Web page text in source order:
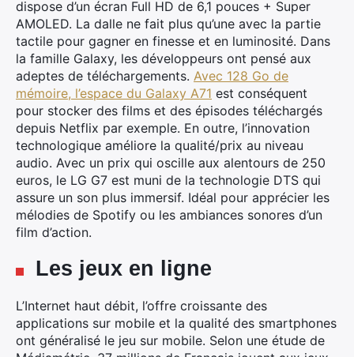
dispose d’un écran Full HD de 6,1 pouces + Super
AMOLED. La dalle ne fait plus qu’une avec la partie
tactile pour gagner en finesse et en luminosité. Dans
la famille Galaxy, les développeurs ont pensé aux
adeptes de téléchargements. Avec 128 Go de
mémoire, l’espace du Galaxy A71 est conséquent
pour stocker des films et des épisodes téléchargés
depuis Netflix par exemple. En outre, l’innovation
technologique améliore la qualité/prix au niveau
audio. Avec un prix qui oscille aux alentours de 250
euros, le LG G7 est muni de la technologie DTS qui
assure un son plus immersif. Idéal pour apprécier les
mélodies de Spotify ou les ambiances sonores d’un
film d’action.
Les jeux en ligne
L’Internet haut débit, l’offre croissante des
applications sur mobile et la qualité des smartphones
ont généralisé le jeu sur mobile. Selon une étude de